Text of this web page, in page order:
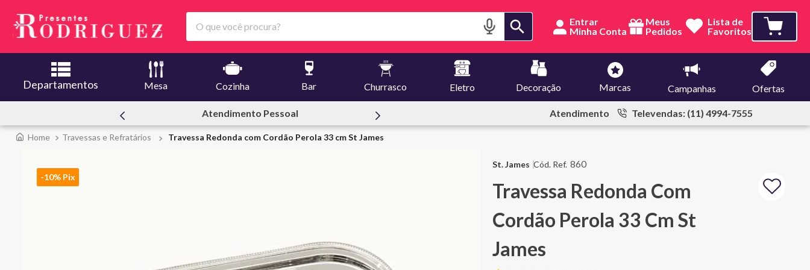
O que você procura? Entrar
Meus
Pedidos
Lista de
Favoritos
Departamentos Mesa Cozinha Bar Churrasco Eletro Decoração Marcas Campanhas Ofertas
Ofertas | Le Creuset Atendimento Televendas: (11) 4994-7555
Travessas e Refratários Travessa Redonda com Cordão Perola 33 cm St James
-10% Pix
860
St. James
Travessa Redonda Com
Cordão Perola 33 Cm St
James